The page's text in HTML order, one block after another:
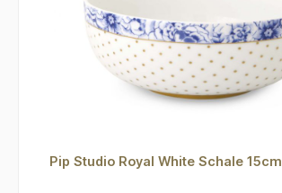
Pip Studio Royal White Schale 15cm